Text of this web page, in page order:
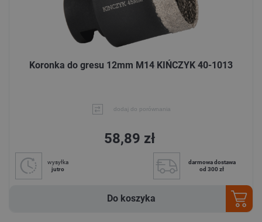
Koronka do gresu 12mm M14 KIŃCZYK 40-1013
dodaj do porównania
58,89 zł
wysyłka
jutro
darmowa dostawa
od 300 zł
Do koszyka